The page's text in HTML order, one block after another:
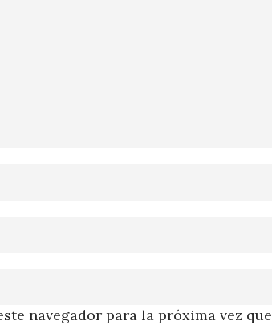
navegador para la próxima vez que